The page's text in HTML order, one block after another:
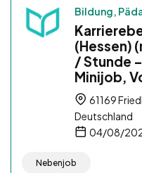
Bildung,
(Hessen)
/ Stunde
Minijob,
61169
Deutschland
04/08/
Nebenjob